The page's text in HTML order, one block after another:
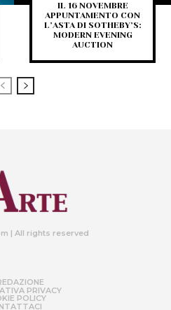
IL 16 NOVEMBRE
APPUNTAMENTO CON
L’ASTA DI SOTHEBY’S:
MODERN EVENING
AUCTION
| All rights reserved
PRIVACY
POLICY